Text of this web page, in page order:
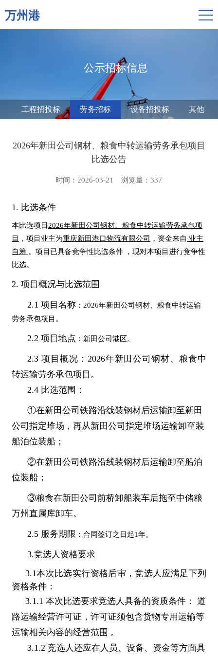
万州港
公示招标信息
工程招投标 劳务招标 设备招投标 其他
2026年新田公司钢材、粮食中转运输劳务承包项目
比选公告
时间：2026-03-21 浏览量：337
1. 比选条件
本比选项目 2026年新田公司钢材、粮食中转运输劳务承包项
目
，项目业主为重庆新田港口物流有限公司 ，资金来自 业主
自筹 。项目已具备竞争性比选条件 ，现对本项目进行竞争性
比选。
2. 项目概况与比选范围
2.1 项目名称：2026年新田公司钢材、粮食中转运输
劳务承包项目。
2.2 项目地点 ：新田公司港区。
2.3 项目概况：2026年新田公司钢材、粮食中
转运输劳务承包项目 。
2.4 比选范围：
①在新田公司铁路沿线装钢材后运输卸至新田
公司指定堆场，再从新田公司指定堆场运输卸至装
船泊位装船；
②在新田公司铁路沿线装钢材后运输卸至船泊
位装船；
③粮食在新田公司前桥卸船装车后拖至中储粮
万州直属库卸车。
2.5 服务期限 ：合同签订之日起1年。
3.竞选人资格要求
3.1本次比选实行资格后审，竞选人应满足下列
资格条件：
3.1.1 本次比选要求竞选人具备的资质条件： 道
路运输经营许可证，许可证须包含货物专用运输等
运输相关内容的经营范围 。
3.1.2 竞选人还应在人员、设备、资金等方面具